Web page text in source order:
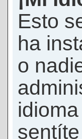
Esto
ha
o